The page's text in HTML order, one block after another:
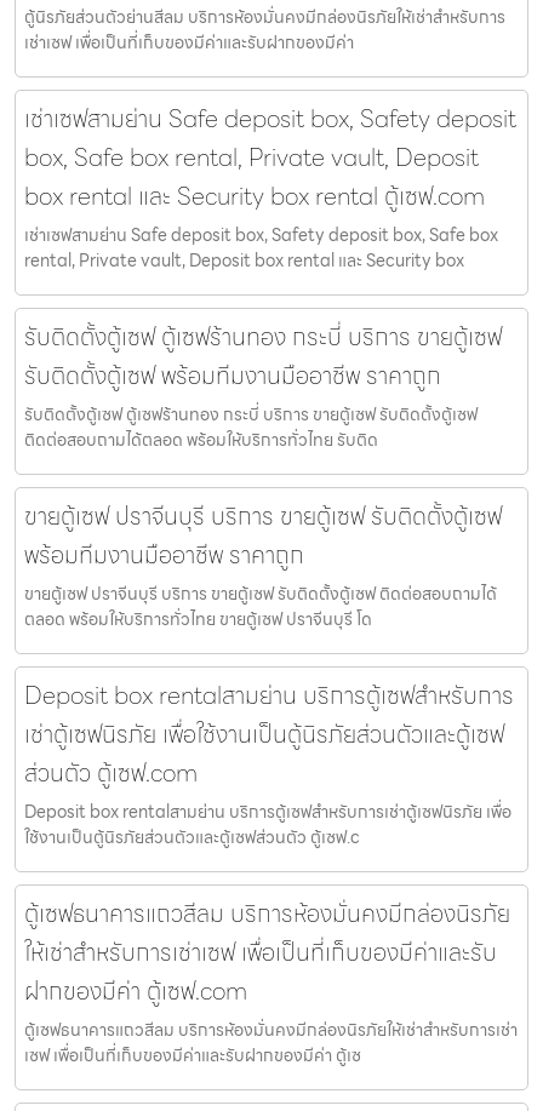
ตู้นิรภัยส่วนตัวย่านสีลม บริการห้องมั่นคงมีกล่องนิรภัยให้เช่าสำหรับการ
เช่าเซฟ เพื่อเป็นที่เก็บของมีค่าและรับฝากของมีค่า
เช่าเซฟสามย่าน Safe deposit box, Safety deposit
box, Safe box rental, Private vault, Deposit
box rental และ Security box rental ตู้เซฟ.com
เช่าเซฟสามย่าน Safe deposit box, Safety deposit box, Safe box
rental, Private vault, Deposit box rental และ Security box
รับติดตั้งตู้เซฟ ตู้เซฟร้านทอง กระบี่ บริการ ขายตู้เซฟ
รับติดตั้งตู้เซฟ พร้อมทีมงานมืออาชีพ ราคาถูก
รับติดตั้งตู้เซฟ ตู้เซฟร้านทอง กระบี่ บริการ ขายตู้เซฟ รับติดตั้งตู้เซฟ
ติดต่อสอบถามได้ตลอด พร้อมให้บริการทั่วไทย รับติด
ขายตู้เซฟ ปราจีนบุรี บริการ ขายตู้เซฟ รับติดตั้งตู้เซฟ
พร้อมทีมงานมืออาชีพ ราคาถูก
ขายตู้เซฟ ปราจีนบุรี บริการ ขายตู้เซฟ รับติดตั้งตู้เซฟ ติดต่อสอบถามได้
ตลอด พร้อมให้บริการทั่วไทย ขายตู้เซฟ ปราจีนบุรี โด
Deposit box rentalสามย่าน บริการตู้เซฟสำหรับการ
เช่าตู้เซฟนิรภัย เพื่อใช้งานเป็นตู้นิรภัยส่วนตัวและตู้เซฟ
ส่วนตัว ตู้เซฟ.com
Deposit box rentalสามย่าน บริการตู้เซฟสำหรับการเช่าตู้เซฟนิรภัย เพื่อ
ใช้งานเป็นตู้นิรภัยส่วนตัวและตู้เซฟส่วนตัว ตู้เซฟ.c
ตู้เซฟธนาคารแถวสีลม บริการห้องมั่นคงมีกล่องนิรภัย
ให้เช่าสำหรับการเช่าเซฟ เพื่อเป็นที่เก็บของมีค่าและรับ
ฝากของมีค่า ตู้เซฟ.com
ตู้เซฟธนาคารแถวสีลม บริการห้องมั่นคงมีกล่องนิรภัยให้เช่าสำหรับการเช่า
เซฟ เพื่อเป็นที่เก็บของมีค่าและรับฝากของมีค่า ตู้เซ